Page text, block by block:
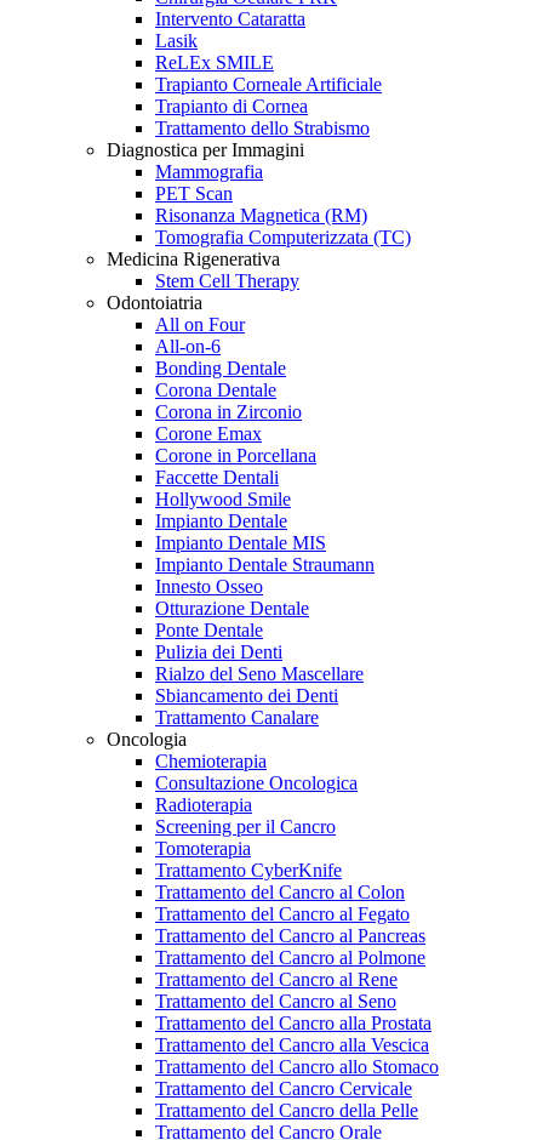
Intervento Cataratta
Lasik
ReLEx SMILE
Trapianto Corneale Artificiale
Trapianto di Cornea
Trattamento dello Strabismo
Diagnostica per Immagini
Mammografia
PET Scan
Risonanza Magnetica (RM)
Tomografia Computerizzata (TC)
Medicina Rigenerativa
Stem Cell Therapy
Odontoiatria
All on Four
All-on-6
Bonding Dentale
Corona Dentale
Corona in Zirconio
Corone Emax
Corone in Porcellana
Faccette Dentali
Hollywood Smile
Impianto Dentale
Impianto Dentale MIS
Impianto Dentale Straumann
Innesto Osseo
Otturazione Dentale
Ponte Dentale
Pulizia dei Denti
Rialzo del Seno Mascellare
Sbiancamento dei Denti
Trattamento Canalare
Oncologia
Chemioterapia
Consultazione Oncologica
Radioterapia
Screening per il Cancro
Tomoterapia
Trattamento CyberKnife
Trattamento del Cancro al Colon
Trattamento del Cancro al Fegato
Trattamento del Cancro al Pancreas
Trattamento del Cancro al Polmone
Trattamento del Cancro al Rene
Trattamento del Cancro al Seno
Trattamento del Cancro alla Prostata
Trattamento del Cancro alla Vescica
Trattamento del Cancro allo Stomaco
Trattamento del Cancro Cervicale
Trattamento del Cancro della Pelle
Trattamento del Cancro Orale